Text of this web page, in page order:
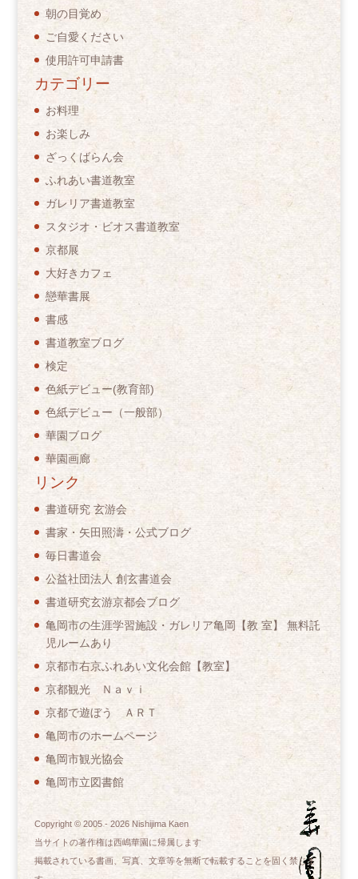
朝の目覚め
ご自愛ください
使用許可申請書
カテゴリー
お料理
お楽しみ
ざっくばらん会
ふれあい書道教室
ガレリア書道教室
スタジオ・ビオス書道教室
京都展
大好きカフェ
戀華書展
書感
書道教室ブログ
検定
色紙デビュー(教育部)
色紙デビュー（一般部）
華園ブログ
華園画廊
リンク
書道研究 玄游会
書家・矢田照濤・公式ブログ
毎日書道会
公益社団法人 創玄書道会
書道研究玄游京都会ブログ
亀岡市の生涯学習施設・ガレリア亀岡【教 室】 無料託
児ルームあり
京都市右京ふれあい文化会館【教室】
京都観光 Ｎａｖｉ
京都で遊ぼう ＡＲＴ
亀岡市のホームページ
亀岡市観光協会
亀岡市立図書館
Copyright © 2005 - 2026Nishijima Kaen
当サイトの著作権は西嶋華園に帰属します
掲載されている書画、写真、文章等を無断で転載することを固く禁じま